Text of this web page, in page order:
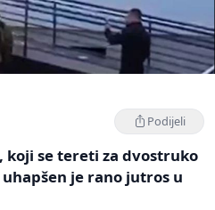
Podijeli
koji se tereti za dvostruko
je rano jutros u